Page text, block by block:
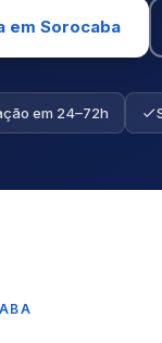
em Sorocaba
em 24–72h